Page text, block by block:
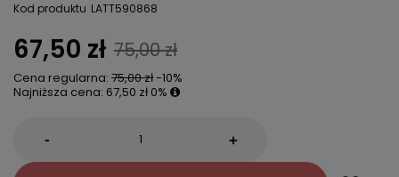
Kod produktu LATT590868
67,50 zł 75,00 zł
Cena regularna: 75,00 zł-10%
Najniższa cena: 67,50 zł 0%
- +